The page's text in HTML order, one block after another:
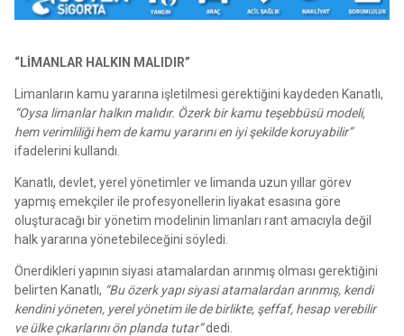
“LİMANLAR HALKIN MALIDIR”
Limanların kamu yararına işletilmesi gerektiğini kaydeden Kanatlı,
“Oysa limanlar halkın malıdır. Özerk bir kamu teşebbüsü modeli,
hem verimliliği hem de kamu yararını en iyi şekilde koruyabilir”
ifadelerini kullandı.
Kanatlı, devlet, yerel yönetimler ve limanda uzun yıllar görev
yapmış emekçiler ile profesyonellerin liyakat esasına göre
oluşturacağı bir yönetim modelinin limanları rant amacıyla değil
halk yararına yönetebileceğini söyledi.
Önerdikleri yapının siyasi atamalardan arınmış olması gerektiğini
belirten Kanatlı, “Bu özerk yapı siyasi atamalardan arınmış, kendi
kendini yöneten, yerel yönetim ile de birlikte, şeffaf, hesap verebilir
ve ülke çıkarlarını ön planda tutar”dedi.